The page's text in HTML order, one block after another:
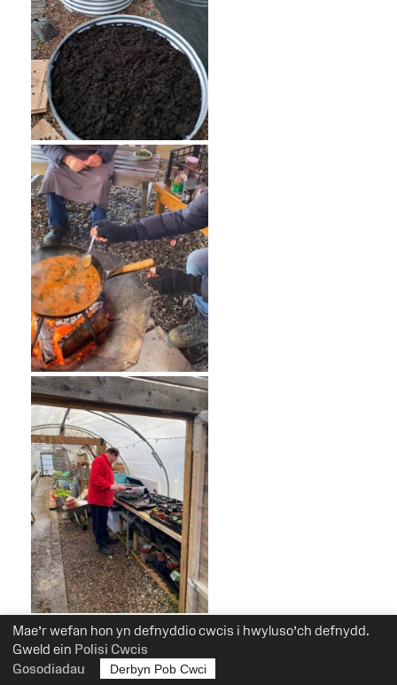
Mae’r wefan hon yn defnyddio cwcis i hwyluso’ch defnydd.
Gweld ein Polisi Cwcis
Gosodiadau
Derbyn Pob Cwci
Dyddiad y cyhoeddiad:21 Mawrth 2024